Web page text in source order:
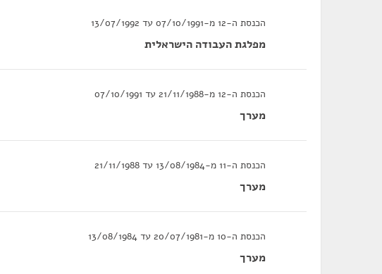
הכנסת ה-12 מ-07/10/1991 עד 13/07/1992
מפלגת העבודה הישראלית
הכנסת ה-12 מ-21/11/1988 עד 07/10/1991
מערך
הכנסת ה-11 מ-13/08/1984 עד 21/11/1988
מערך
הכנסת ה-10 מ-20/07/1981 עד 13/08/1984
מערך